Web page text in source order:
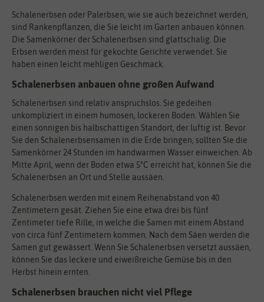
Schalenerbsen oder Palerbsen, wie sie auch bezeichnet werden,
sind Rankenpflanzen, die Sie leicht im Garten anbauen können.
Die Samenkörner der Schalenerbsen sind glattschalig. Die
Erbsen werden meist für gekochte Gerichte verwendet. Sie
haben einen leicht mehligen Geschmack.
Schalenerbsen anbauen ohne großen Aufwand
Schalenerbsen sind relativ anspruchslos. Sie gedeihen
unkompliziert in einem humosen, lockeren Boden. Wählen Sie
einen sonnigen bis halbschattigen Standort, der luftig ist. Bevor
Sie den Schalenerbsensamen in die Erde bringen, sollten Sie die
Samenkörner 24 Stunden im handwarmen Wasser einweichen. Ab
Mitte April, wenn der Boden etwa 5°C erreicht hat, können Sie die
Schalenerbsen an Ort und Stelle aussäen.
Schalenerbsen werden mit einem Reihenabstand von 40
Zentimetern gesät. Ziehen Sie eine etwa drei bis fünf
Zentimeter tiefe Rille, in welche die Samen mit einem Abstand
von circa fünf Zentimetern kommen. Nach dem Säen werden die
Samen gut gewässert. Wenn Sie Schalenerbsen versetzt aussäen,
können Sie das leckere und eiweißreiche Gemüse bis in den
Herbst hinein ernten.
Schalenerbsen brauchen nicht viel Pflege